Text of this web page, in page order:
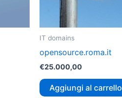
IT domains
opensource.roma.it
€25.000,00
Aggiungi al carrello